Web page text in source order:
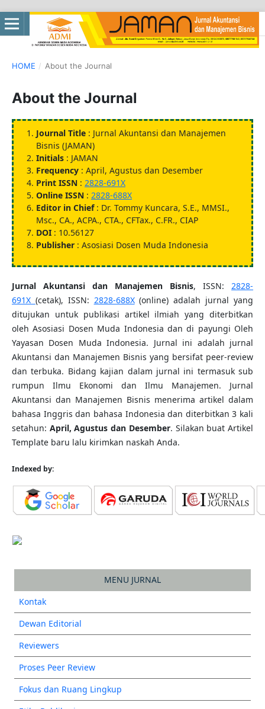
HOME / About the Journal
About the Journal
Journal Title : Jurnal Akuntansi dan Manajemen
Bisnis (JAMAN)
Initials : JAMAN
Frequency : April, Agustus dan Desember
Print ISSN : 2828-691X
Online ISSN : 2828-688X
Editor in Chief : Dr. Tommy Kuncara, S.E., MMSI.,
Msc., CA., ACPA., CTA., CFTax., C.FR., CIAP
DOI : 10.56127
Publisher : Asosiasi Dosen Muda Indonesia
Jurnal Akuntansi dan Manajemen Bisnis, ISSN:2828-
691X (cetak), ISSN: 2828-688X(online) adalah jurnal yang
ditujukan untuk publikasi artikel ilmiah yang diterbitkan
oleh Asosiasi Dosen Muda Indonesia dan di payungi Oleh
Yayasan Dosen Muda Indonesia. Jurnal ini adalah jurnal
Akuntansi dan Manajemen Bisnis yang bersifat peer-review
dan terbuka. Bidang kajian dalam jurnal ini termasuk sub
rumpun Ilmu Ekonomi dan Ilmu Manajemen. Jurnal
Akuntansi dan Manajemen Bisnis menerima artikel dalam
bahasa Inggris dan bahasa Indonesia dan diterbitkan 3 kali
setahun: April, Agustus dan Desember. Silakan buat Artikel
Template baru lalu kirimkan naskah Anda.
Indexed by:
MENU JURNAL
Kontak
Dewan Editorial
Reviewers
Proses Peer Review
Fokus dan Ruang Lingkup